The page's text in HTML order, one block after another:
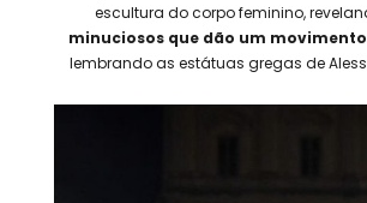
escultura do corpo feminino,
minuciosos que dão um
lembrando as estátuas gregas de